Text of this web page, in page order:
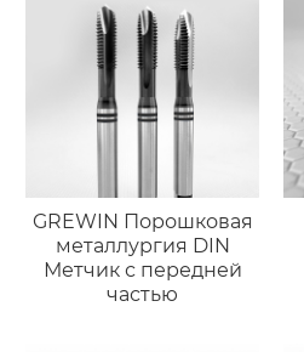
GREWIN Порошковая
металлургия DIN
Метчик с передней
частью